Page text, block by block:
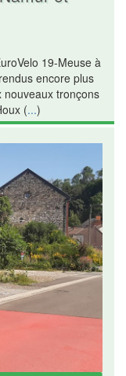
19-Meuse à
encore plus
tronçons
(...)